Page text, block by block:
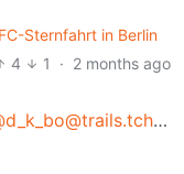
Sternfahrt in Berlin
4
1 · 2 months ago